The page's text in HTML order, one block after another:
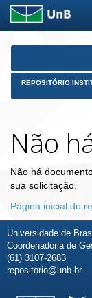
Skip
REPOSITÓRIO
Não
Não há
sua solicitação.
Página inicial do
Universidade de
Coordenadoria de
(61) 3107-2683
repositorio@unb.br